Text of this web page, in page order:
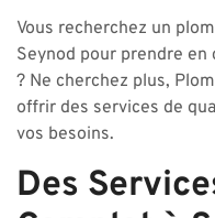
Vous recherchez un
Seynod pour prendre en
? Ne cherchez plus,
offrir des services de
vos besoins.
Des